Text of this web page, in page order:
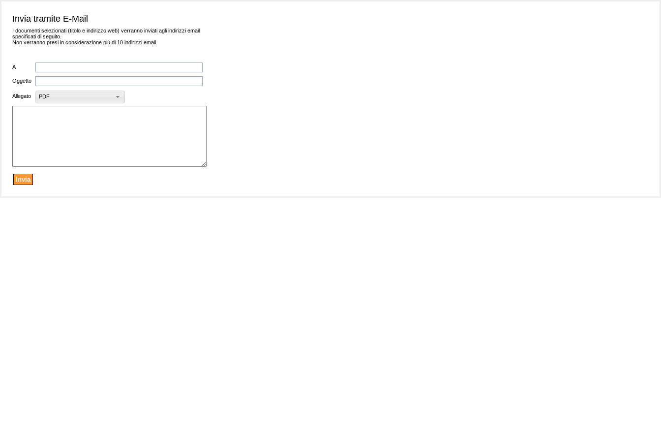
Invia tramite E-Mail
I documenti selezionati (titolo e indirizzo web) verranno inviati agli indirizzi email
specificati di seguito.
Non verranno presi in considerazione più di 10 indirizzi email.
A
Oggetto
Allegato PDF